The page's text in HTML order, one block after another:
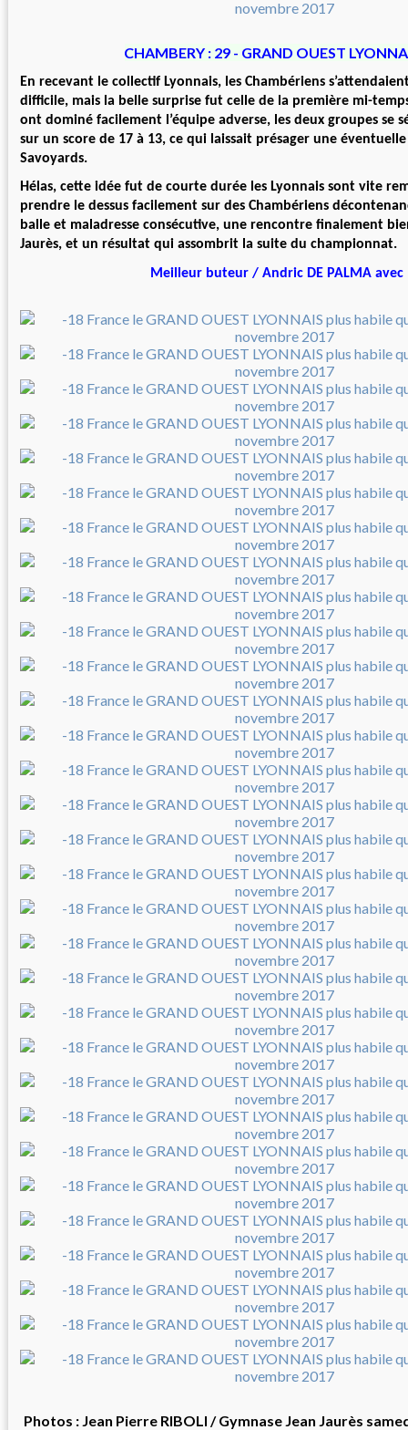
CHAMBERY : 29 - GRAND OUEST
En recevant le collectif Lyonnais, les Chambériens
difficile, mais la belle surprise fut celle de la première mi-
ont dominé facilement l’équipe adverse, les deux groupes se
sur un score de 17 à 13, ce qui laissait présager une
Savoyards.
Hélas, cette idée fut de courte durée les Lyonnais sont vite
prendre le dessus facilement sur des Chambériens
balle et maladresse consécutive, une rencontre finalement
Jaurès, et un résultat qui assombrit la suite du championnat.
Meilleur buteur / Andric DE PALMA
Photos : Jean Pierre RIBOLI / Gymnase Jean Jaurès